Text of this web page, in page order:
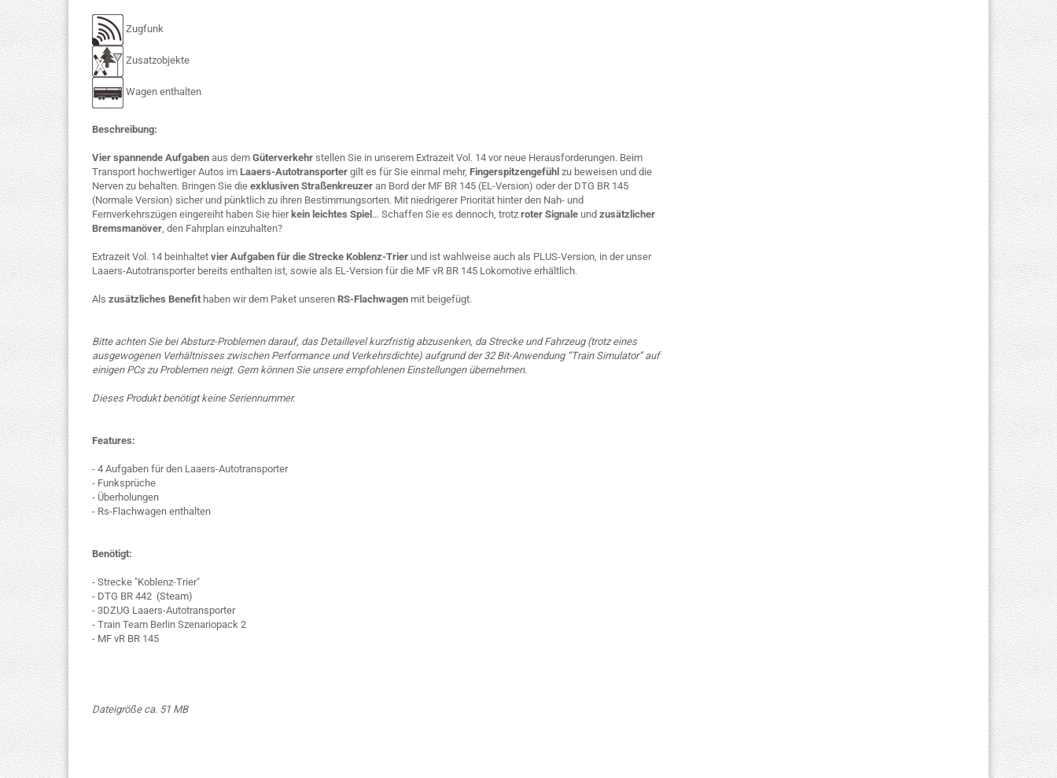
Zugfunk
Zusatzobjekte
Wagen enthalten
Beschreibung:
Vier spannende Aufgaben aus dem Güterverkehr stellen Sie in unserem Extrazeit Vol. 14 vor neue Herausforderungen. Beim
Transport hochwertiger Autos im Laaers-Autotransporter gilt es für Sie einmal mehr, Fingerspitzengefühl zu beweisen und die
Nerven zu behalten. Bringen Sie die exklusiven Straßenkreuzer an Bord der MF BR 145 (EL-Version) oder der DTG BR 145
(Normale Version) sicher und pünktlich zu ihren Bestimmungsorten. Mit niedrigerer Priorität hinter den Nah- und
Fernverkehrszügen eingereiht haben Sie hier kein leichtes Spiel … Schaffen Sie es dennoch, trotz roter Signale und zusätzlicher
Bremsmanöver, den Fahrplan einzuhalten?
Extrazeit Vol. 14 beinhaltet vier Aufgaben für die Strecke Koblenz-Trier und ist wahlweise auch als PLUS-Version, in der unser
Laaers-Autotransporter bereits enthalten ist, sowie als EL-Version für die MF vR BR 145 Lokomotive erhältlich.
Als zusätzliches Benefit haben wir dem Paket unseren RS-Flachwagen mit beigefügt.
Bitte achten Sie bei Absturz-Problemen darauf, das Detaillevel kurzfristig abzusenken, da Strecke und Fahrzeug (trotz eines
ausgewogenen Verhältnisses zwischen Performance und Verkehrsdichte) aufgrund der 32 Bit-Anwendung “Train Simulator” auf
einigen PCs zu Problemen neigt. Gern können Sie unsere empfohlenen Einstellungen übernehmen.
Dieses Produkt benötigt keine Seriennummer.
Features:
- 4 Aufgaben für den Laaers-Autotransporter
- Funksprüche
- Überholungen
- Rs-Flachwagen enthalten
Benötigt:
- Strecke "Koblenz-Trier"
- DTG BR 442 (Steam)
- 3DZUG Laaers-Autotransporter
- Train Team Berlin Szenariopack 2
- MF vR BR 145
Dateigröße ca. 51 MB